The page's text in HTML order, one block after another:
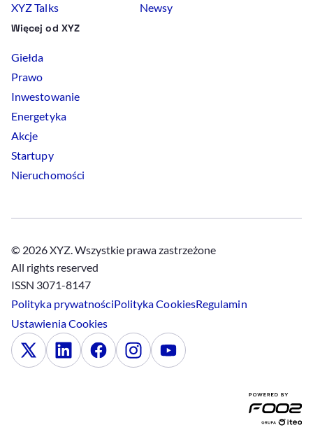
XYZ Talks
Newsy
Więcej od XYZ
Giełda
Prawo
Inwestowanie
Energetyka
Akcje
Startupy
Nieruchomości
© 2026 XYZ. Wszystkie prawa zastrzeżone
All rights reserved
ISSN 3071-8147
Polityka prywatnościPolitykaCookiesRegulamin
UstawieniaCookies
x LinkedinFacebookInstagramYoutube